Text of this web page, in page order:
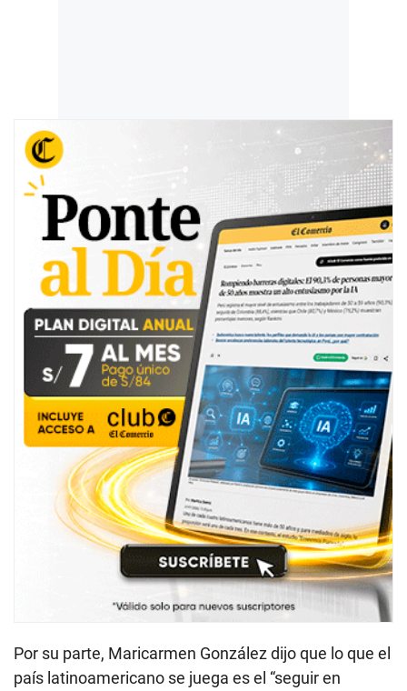
Por su parte, Maricarmen González dijo que lo que el
país latinoamericano se juega es el “seguir en